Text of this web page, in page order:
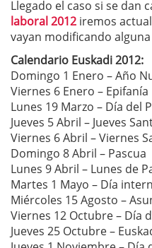
Llegado el caso si se dan
laboral 2012 iremos
vayan modificando
Calendario Euskadi 2012:
Domingo 1 Enero – Año
Viernes 6 Enero – Epifanía
Lunes 19 Marzo – Día del
Jueves 5 Abril – Jueves
Viernes 6 Abril – Viernes
Domingo 8 Abril – Pascua
Lunes 9 Abril – Lunes de
Martes 1 Mayo – Día
Miércoles 15 Agosto –
Viernes 12 Octubre – Día
Jueves 25 Octubre –